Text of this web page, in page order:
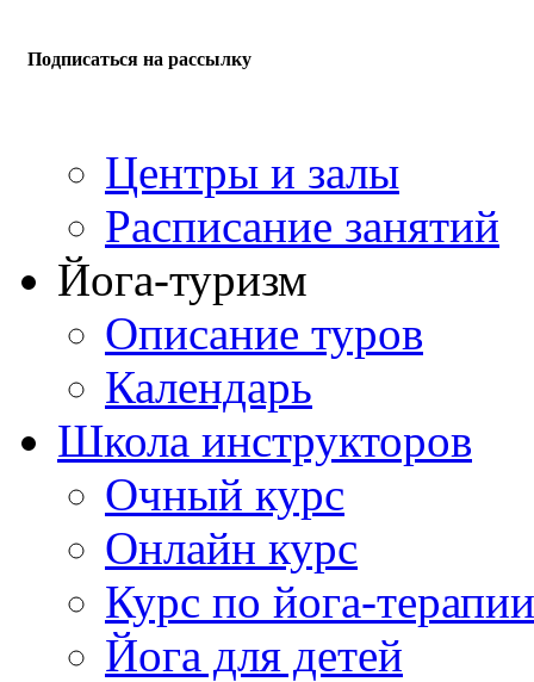
Подписаться на рассылку
Центры и залы
Расписание занятий
Йога-туризм
Описание туров
Календарь
Школа инструкторов
Очный курс
Онлайн курс
Курс по йога-терапии
Йога для детей